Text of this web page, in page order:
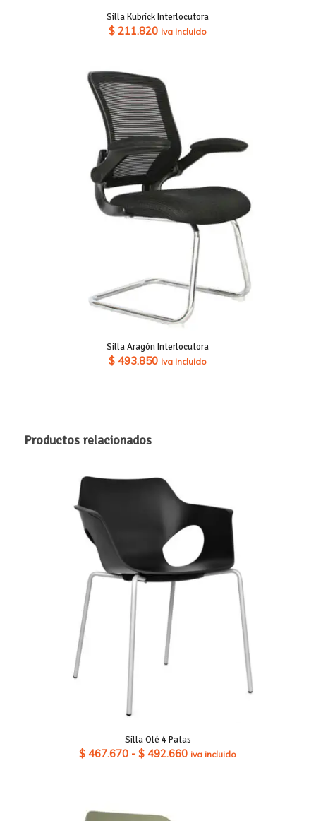
Silla Kubrick Interlocutora
$ 211.820 iva incluido
Silla Aragón Interlocutora
$ 493.850 iva incluido
Productos relacionados
Silla Olé 4 Patas
$ 467.670 - $ 492.660Rango
iva incluido